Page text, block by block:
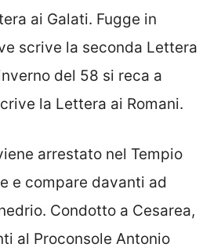
ai Galati. Fugge in
scrive la seconda Lettera
del 58 si reca a
la Lettera ai Romani.
arrestato nel Tempio
e compare davanti ad
Condotto a Cesarea,
al Proconsole Antonio